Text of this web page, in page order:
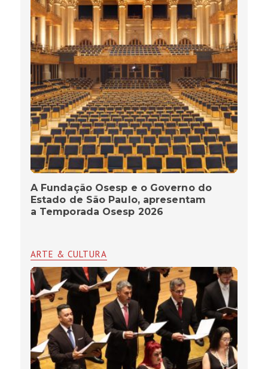
A Fundação Osesp e o Governo do
Estado de São Paulo, apresentam
a Temporada Osesp 2026
ARTE & CULTURA